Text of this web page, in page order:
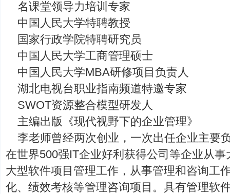
名课堂领导力培训专家
中国人民大学特聘教授
国家行政学院特聘研究员
中国人民大学工商管理硕士
中国人民大学MBA研修项目负责人
湖北电视台职业指南频道特邀专家
SWOT资源整合模型研发人
主编出版《现代视野下的企业管理》
李老师曾经两次创业，一次出任企业主要
在世界500强IT企业好利获得公司等企业从
大型软件项目管理工作，从事管理和咨询工
化、绩效考核等管理咨询项目。具有管理软